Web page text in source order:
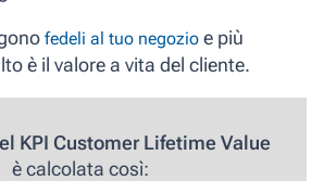
fedeli al tuo negozio e più
è il valore a vita del cliente.
KPI Customer Lifetime Value
è calcolata così: